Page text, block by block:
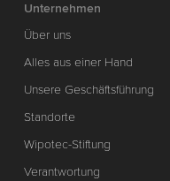
Unternehmen
Über uns
Alles aus einer Hand
Unsere Geschäftsführung
Standorte
Wipotec-Stiftung
Verantwortung